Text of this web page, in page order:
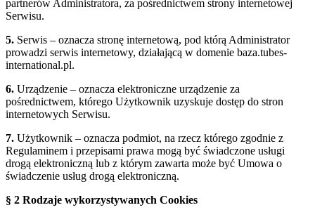
partnerów Administratora, za pośrednictwem strony internetowej
Serwisu.
5. Serwis – oznacza stronę internetową, pod którą Administrator
prowadzi serwis internetowy, działającą w domenie baza.tubes-
international.pl.
6. Urządzenie – oznacza elektroniczne urządzenie za
pośrednictwem, którego Użytkownik uzyskuje dostęp do stron
internetowych Serwisu.
7. Użytkownik – oznacza podmiot, na rzecz którego zgodnie z
Regulaminem i przepisami prawa mogą być świadczone usługi
drogą elektroniczną lub z którym zawarta może być Umowa o
świadczenie usług drogą elektroniczną.
§ 2 Rodzaje wykorzystywanych Cookies